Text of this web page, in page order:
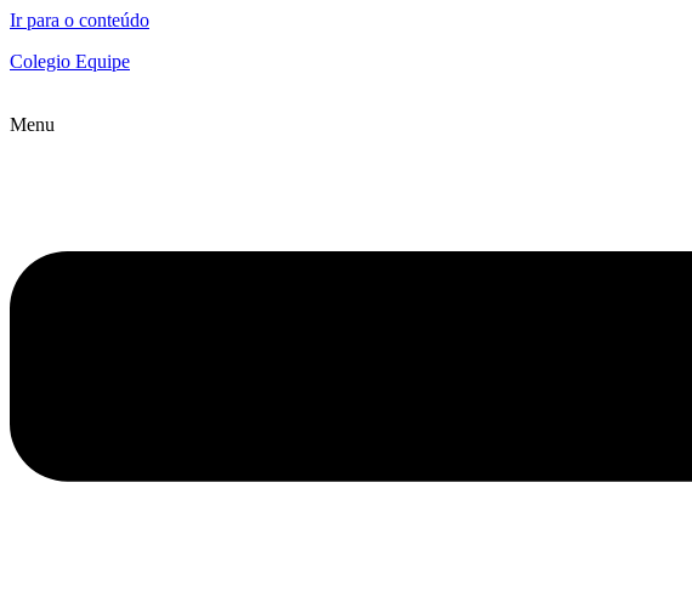
Ir para o conteúdo
Colegio Equipe
Menu